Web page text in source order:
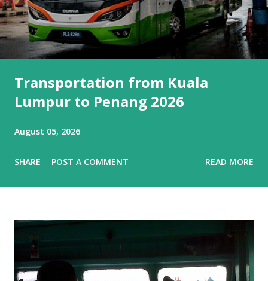
Transportation from Kuala
Lumpur to Penang 2026
August 05, 2026
SHARE POST A COMMENT READ MORE